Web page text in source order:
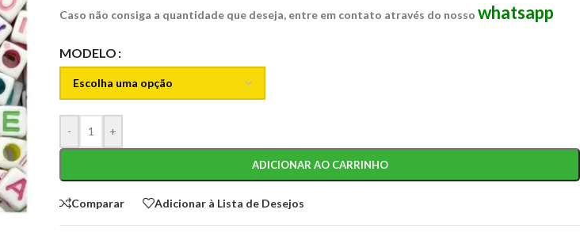
Caso não consiga a quantidade que deseja, entre em contato através do nosso whatsapp
MODELO
- +
ADICIONAR AO CARRINHO
Comparar Adicionar à Lista de Desejos